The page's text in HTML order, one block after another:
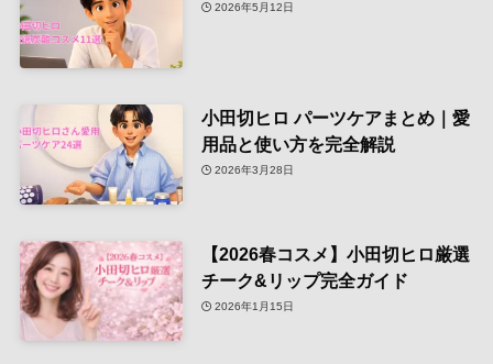
2026年5月12日
小田切ヒロ パーツケアまとめ｜愛
用品と使い方を完全解説
2026年3月28日
【2026春コスメ】小田切ヒロ厳選
チーク&リップ完全ガイド
2026年1月15日